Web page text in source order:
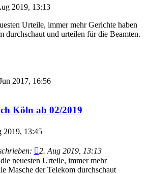
2019, 13:13
Urteile, immer mehr Gerichte haben
durchschaut und urteilen für die Beamten.
2017, 16:56
Köln ab 02/2019
2019, 13:45
2. Aug 2019, 13:13
neuesten Urteile, immer mehr
Masche der Telekom durchschaut